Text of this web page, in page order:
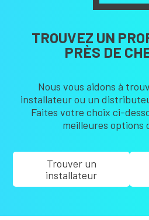
TROUVEZ UN
PRÈS DE
Nous vous aidons à
installateur ou un
Faites votre choix ci-
meilleures options
Trouver un
installateur